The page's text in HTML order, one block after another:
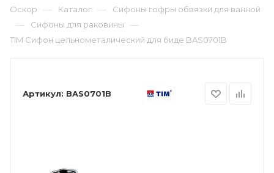
Оскор — Каталог — Сифоны гофры обвязки для ванной
— Сифоны для раковины —
TIM Сифон цельнометалический для биде BAS0701B
Артикул: BAS0701B